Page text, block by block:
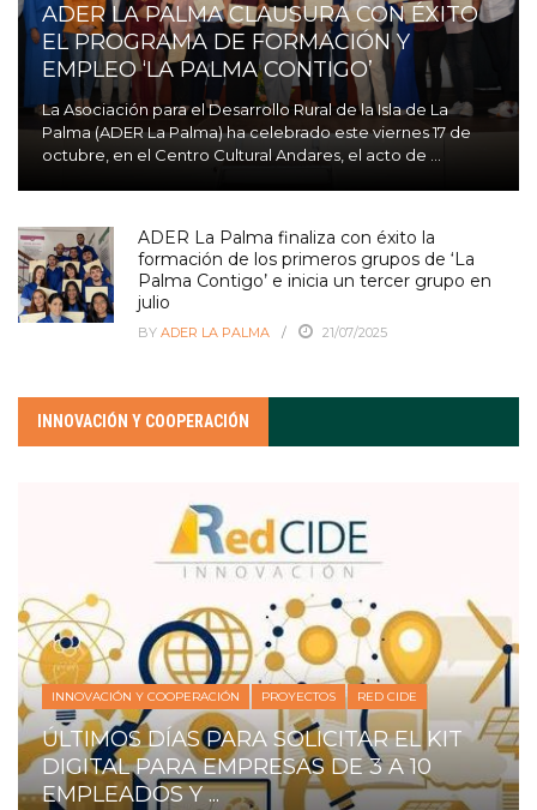
ADER LA PALMA CLAUSURA CON ÉXITO
EL PROGRAMA DE FORMACIÓN Y
EMPLEO ‘LA PALMA CONTIGO’
La Asociación para el Desarrollo Rural de la Isla de La
Palma (ADER La Palma) ha celebrado este viernes 17 de
octubre, en el Centro Cultural Andares, el acto de ...
ADER La Palma finaliza con éxito la
formación de los primeros grupos de ‘La
Palma Contigo’ e inicia un tercer grupo en
julio
BY ADER LA PALMA 21/07/2025
INNOVACIÓN Y COOPERACIÓN
INNOVACIÓN Y COOPERACIÓN PROYECTOS RED CIDE
ÚLTIMOS DÍAS PARA SOLICITAR EL KIT
DIGITAL PARA EMPRESAS DE 3 A 10
EMPLEADOS Y ...